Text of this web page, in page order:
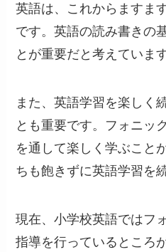
英語は、これからますま
です。英語の読み書きの
とが重要だと考えています
また、英語学習を楽しく
とも重要です。フォニッ
を通して楽しく学ぶこと
ちも飽きずに英語学習を
現在、小学校英語ではフ
指導を行っているところ